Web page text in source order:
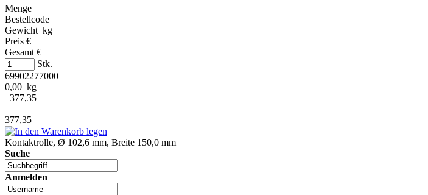
Menge
Bestellcode
Gewicht kg
Preis €
Gesamt €
Stk.
69902277000
0,00 kg
377,35
377,35
Kontaktrolle, Ø 102,6 mm, Breite 150,0 mm
Suche
Anmelden